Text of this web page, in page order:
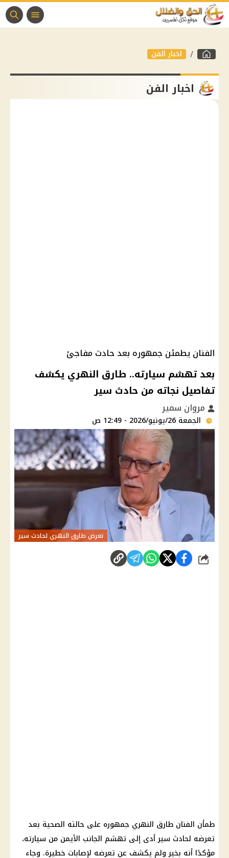
اخبار الفن
اخبار الفن
الفنان يطمئن جمهوره بعد حادث مفاجئ
بعد تهشم سيارته.. طارق النهري يكشف
تفاصيل نجاته من حادث سير
مروان سمير
الجمعة 26/يونيو/2026 - 12:49 ص
تعرض طارق النهري لحادث سير
شارك
طمأن الفنان طارق النهري جمهوره على حالته الصحية بعد
تعرضه لحادث سير أدى إلى تهشم الجانب الأيمن من سيارته،
مؤكدًا أنه بخير ولم يكشف عن تعرضه لإصابات خطيرة. وجاء